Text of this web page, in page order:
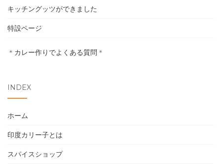
スパイスショップ
イベント
キッチングッツができました
特設ページ
＊ カレー作りでよくある質問 ＊
INDEX
ホーム
印度カリー子とは
スパイスショップ